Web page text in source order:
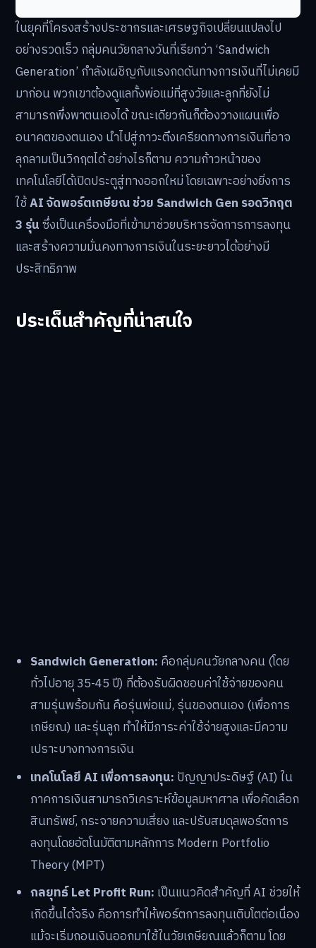
ในยุคที่โครงสร้างประชากรและเศรษฐกิจเปลี่ยนแปลงไป
อย่างรวดเร็ว กลุ่มคนวัยกลางวันที่เรียกว่า ‘Sandwich
Generation’ กำลังเผชิญกับแรงกดดันทางการเงินที่ไม่เคยมี
มาก่อน พวกเขาต้องดูแลทั้งพ่อแม่ที่สูงวัยและลูกที่ยังไม่
สามารถพึ่งพาตนเองได้ ขณะเดียวกันก็ต้องวางแผนเพื่อ
อนาคตของตนเอง นำไปสู่ภาวะตึงเครียดทางการเงินที่อาจ
ลุกลามเป็นวิกฤตได้ อย่างไรก็ตาม ความก้าวหน้าของ
เทคโนโลยีได้เปิดประตูสู่ทางออกใหม่ โดยเฉพาะอย่างยิ่งการ
ใช้AI จัดพอร์ตเกษียณ ช่วย Sandwich Gen รอดวิกฤต
3 รุ่นซึ่งเป็นเครื่องมือที่เข้ามาช่วยบริหารจัดการการลงทุน
และสร้างความมั่นคงทางการเงินในระยะยาวได้อย่างมี
ประสิทธิภาพ
ประเด็นสำคัญที่น่าสนใจ
Sandwich Generation: คือกลุ่มคนวัยกลางคน (โดย
ทั่วไปอายุ 35-45 ปี) ที่ต้องรับผิดชอบค่าใช้จ่ายของคน
สามรุ่นพร้อมกัน คือรุ่นพ่อแม่, รุ่นของตนเอง (เพื่อการ
เกษียณ) และรุ่นลูก ทำให้มีภาระค่าใช้จ่ายสูงและมีความ
เปราะบางทางการเงิน
เทคโนโลยี AI เพื่อการลงทุน: ปัญญาประดิษฐ์ (AI) ใน
ภาคการเงินสามารถวิเคราะห์ข้อมูลมหาศาล เพื่อคัดเลือก
สินทรัพย์, กระจายความเสี่ยง และปรับสมดุลพอร์ตการ
ลงทุนโดยอัตโนมัติตามหลักการ Modern Portfolio
Theory (MPT)
กลยุทธ์ Let Profit Run: เป็นแนวคิดสำคัญที่ AI ช่วยให้
เกิดขึ้นได้จริง คือการทำให้พอร์ตการลงทุนเติบโตต่อเนื่อง
แม้จะเริ่มถอนเงินออกมาใช้ในวัยเกษียณแล้วก็ตาม โดย